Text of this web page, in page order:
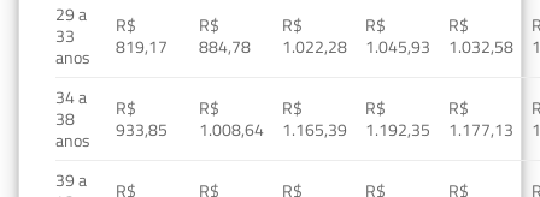
29 a
33
anos
R$
819,17
R$
884,78
R$
1.022,28
R$
1.045,93
R$
1.032,58
34 a
38
anos
R$
933,85
R$
1.008,64
R$
1.165,39
R$
1.192,35
R$
1.177,13
39 a
R$ R$ R$ R$ R$